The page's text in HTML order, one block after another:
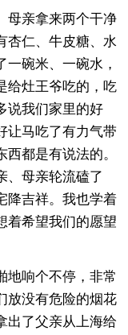
母亲拿来两个干净
杏仁、牛皮糖、水
碗米、一碗水，
给灶王爷吃的，吃
说我们家里的好
让马吃了有力气带
都是有说法的。
、母亲轮流磕了
降吉祥。我也学着
着希望我们的愿望
地响个不停，非常
放没有危险的烟花
出了父亲从上海给